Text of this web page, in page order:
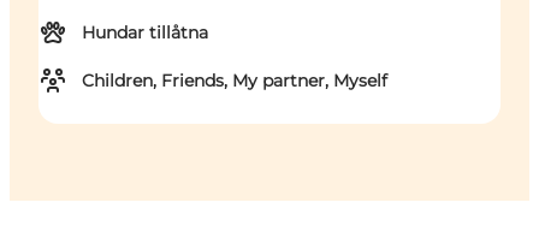
Hundar tillåtna
Children, Friends, My partner, Myself